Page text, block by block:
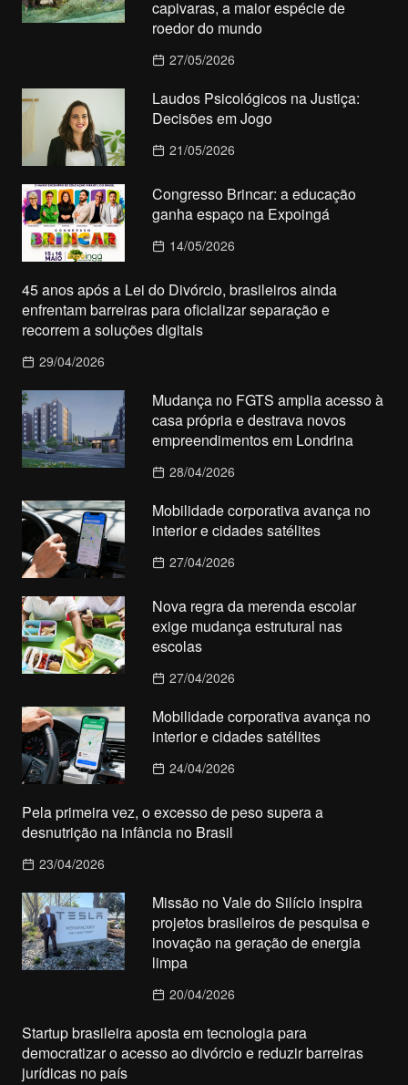
capivaras, a maior espécie de
roedor do mundo
27/05/2026
Laudos Psicológicos na Justiça:
Decisões em Jogo
21/05/2026
Congresso Brincar: a educação
ganha espaço na Expoingá
14/05/2026
45 anos após a Lei do Divórcio, brasileiros ainda
enfrentam barreiras para oficializar separação e
recorrem a soluções digitais
29/04/2026
Mudança no FGTS amplia acesso à
casa própria e destrava novos
empreendimentos em Londrina
28/04/2026
Mobilidade corporativa avança no
interior e cidades satélites
27/04/2026
Nova regra da merenda escolar
exige mudança estrutural nas
escolas
27/04/2026
Mobilidade corporativa avança no
interior e cidades satélites
24/04/2026
Pela primeira vez, o excesso de peso supera a
desnutrição na infância no Brasil
23/04/2026
Missão no Vale do Silício inspira
projetos brasileiros de pesquisa e
inovação na geração de energia
limpa
20/04/2026
Startup brasileira aposta em tecnologia para
democratizar o acesso ao divórcio e reduzir barreiras
jurídicas no país